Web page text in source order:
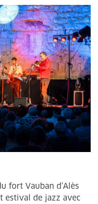
fort Vauban d’Alès
estival de jazz avec